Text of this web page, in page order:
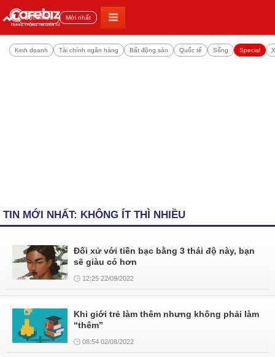
Đọc nhiều Mới nhất
Kinh doanh Tài chính ngân hàng Bất động sản Quốc tế Sống Special
TIN MỚI NHẤT: KHÔNG ÍT THÌ NHIỀU
Đối xử với tiền bạc bằng 3 thái độ này, bạn
sẽ giàu có hơn
12:25 22/09/2022
Khi giới trẻ làm thêm nhưng không phải làm
“thêm”
08:54 02/08/2022